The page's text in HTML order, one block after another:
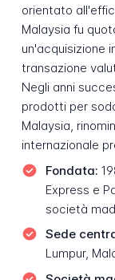
orientato
Malaysia fu
un'acquisizione
transazione
Negli anni
prodotti per
Malaysia,
internazionale
Fondata:
Express e
società
Sede
Lumpur,